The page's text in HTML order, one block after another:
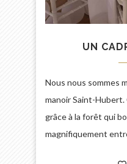
UN
Nous nous sommes
manoir Saint-
grâce à la forêt qui
magnifiquement